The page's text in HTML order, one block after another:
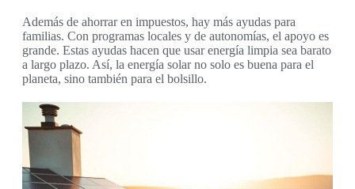
Además de ahorrar en impuestos, hay más ayudas para
familias. Con programas locales y de autonomías, el apoyo es
grande. Estas ayudas hacen que usar energía limpia sea barato
a largo plazo. Así, la energía solar no solo es buena para el
planeta, sino también para el bolsillo.